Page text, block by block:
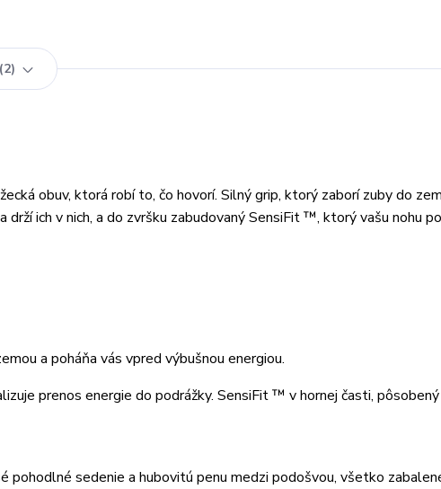
2
obuv, ktorá robí to, čo hovorí. Silný grip, ktorý zaborí zuby do
ich v nich, a do zvršku zabudovaný SensiFit ™, ktorý vašu nohu
a poháňa vás vpred výbušnou energiou.
prenos energie do podrážky. SensiFit ™ v hornej časti,
pohodlné sedenie a hubovitú penu medzi podošvou, všetko